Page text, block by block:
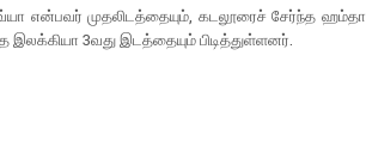
என்பவர் முதலிடத்தையும், கடலூரைச் சேர்ந்த ஹம்தா
3வது இடத்தையும் பிடித்துள்ளனர்.